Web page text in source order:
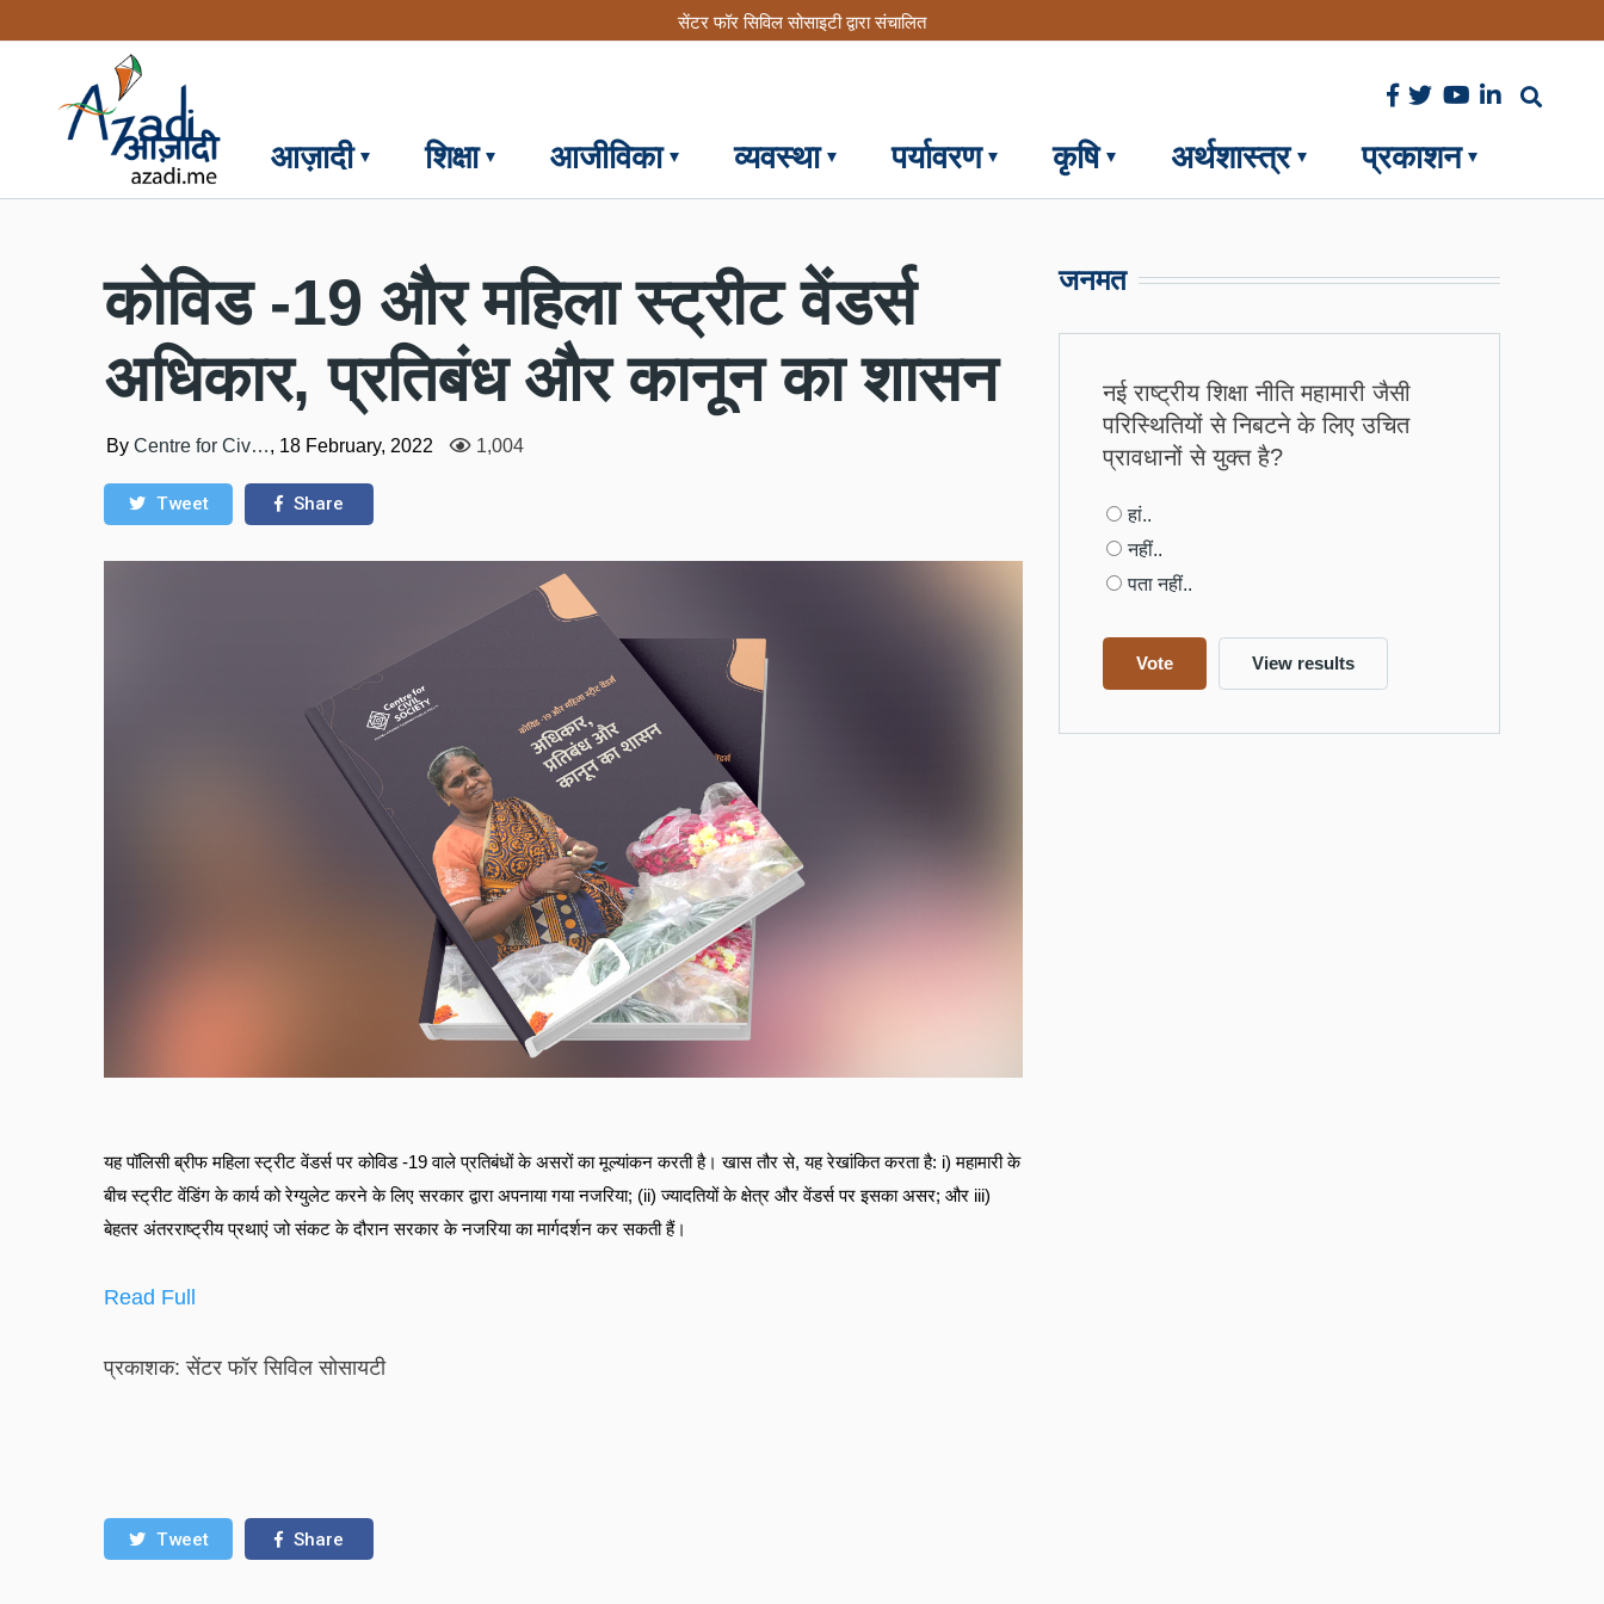
to
content
सेंटर फॉर सिविल सोसाइटी द्वारा संचालित
आज़ादी शिक्षा आजीविका व्यवस्था पर्यावरण कृषि अर्थशास्त्र प्रकाशन
कोविड -19 और महिला स्ट्रीट वेंडर्स
अधिकार, प्रतिबंध और कानून का शासन
By Centre for Civ…, 18 February, 2022 1,004
Tweet Share
यह पॉलिसी ब्रीफ महिला स्ट्रीट वेंडर्स पर कोविड -19 वाले प्रतिबंधों के असरों का मूल्यांकन करती है। खास तौर से, यह रेखांकित करता है: i) महामारी के
बीच स्ट्रीट वेंडिंग के कार्य को रेग्युलेट करने के लिए सरकार द्वारा अपनाया गया नजरिया; (ii) ज्यादतियों के क्षेत्र और वेंडर्स पर इसका असर; और iii)
बेहतर अंतरराष्ट्रीय प्रथाएं जो संकट के दौरान सरकार के नजरिया का मार्गदर्शन कर सकती हैं।
Read Full
प्रकाशक: सेंटर फॉर सिविल सोसायटी
Tweet Share
जनमत
नई राष्ट्रीय शिक्षा नीति महामारी जैसी
परिस्थितियों से निबटने के लिए उचित
प्रावधानों से युक्त है?
Choices
हां..
नहीं..
पता नहीं..